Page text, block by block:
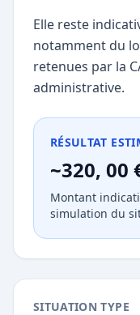
Elle reste
notamment du
retenues par la
administrative.
RÉSULTAT
~320, 00
Montant
simulation du
SITUATION TYPE